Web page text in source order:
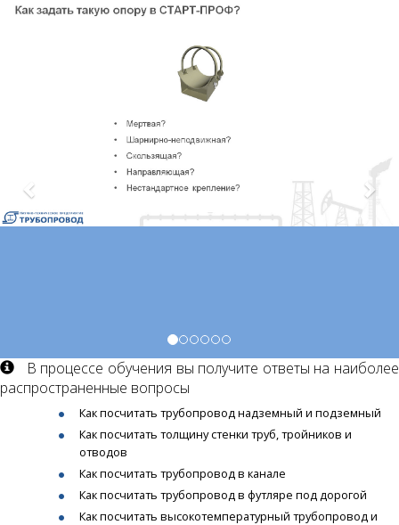
Previous
В процессе обучения вы получите ответы на наиболее
распространенные вопросы
Как посчитать трубопровод надземный и подземный
Как посчитать толщину стенки труб, тройников и
отводов
Как посчитать трубопровод в канале
Как посчитать трубопровод в футляре под дорогой
Как посчитать высокотемпературный трубопровод и